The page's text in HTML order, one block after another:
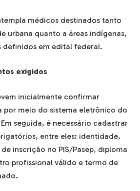
médicos destinados tanto
urbana quanto a áreas indígenas,
em edital federal.
exigidos
inicialmente confirmar
por meio do sistema eletrônico do
seguida, é necessário cadastrar
entre eles: identidade,
inscrição no PIS/Pasep, diploma
profissional válido e termo de